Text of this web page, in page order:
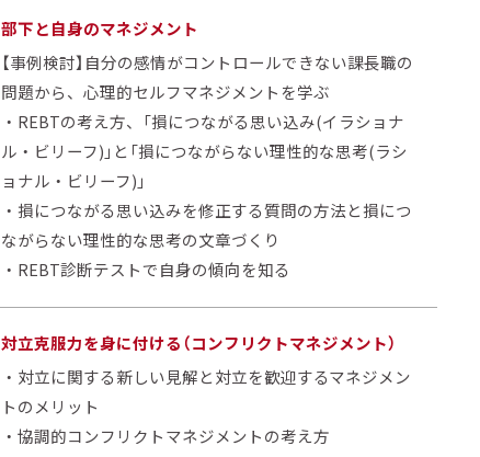
部下と自身のマネジメント
【事例検討】自分の感情がコントロールできない課長職の
問題から、心理的セルフマネジメントを学ぶ
・REBTの考え方、「損につながる思い込み(イラショナ
ル・ビリーフ)」と「損につながらない理性的な思考(ラシ
ョナル・ビリーフ)」
・損につながる思い込みを修正する質問の方法と損につ
ながらない理性的な思考の文章づくり
・REBT診断テストで自身の傾向を知る
対立克服力を身に付ける（コンフリクトマネジメント）
・対立に関する新しい見解と対立を歓迎するマネジメン
トのメリット
・協調的コンフリクトマネジメントの考え方